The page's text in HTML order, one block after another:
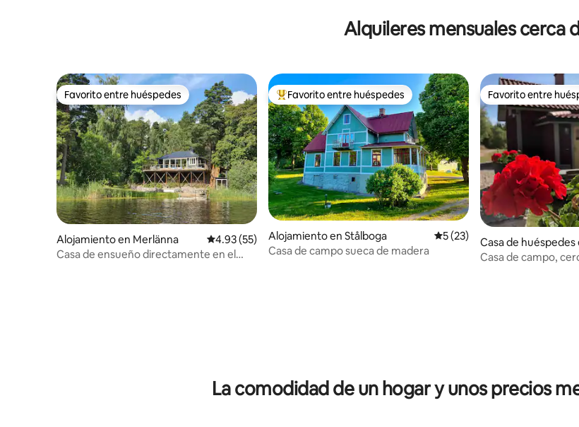
Alquileres mensuales cerca
Favorito entre huéspedes
Favorito entre huéspedes
Alojamiento en Merlänna Calificación promedio: 4.93 de 5, 55 reseñas
4.93 (55)
Casa de ensueño directamente en el
Favorito entre huéspedes preferido
Favorito entre huéspedes
Alojamiento en Stålboga Calificación promedio: 5 de 5,
5 (23)
Casa de campo sueca de madera
Favorito entre
Favorito entre
Casa de huéspedes
gnäs
Casa de campo,
La comodidad de un hogar y unos precios